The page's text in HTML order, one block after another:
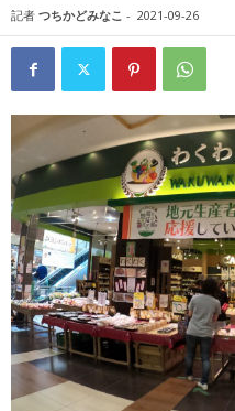
記者 つちかどみなこ - 2021-09-26